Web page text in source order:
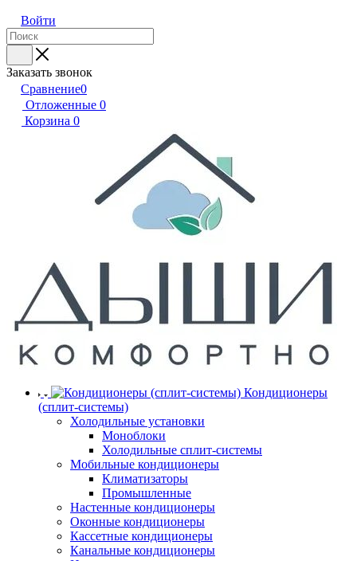
Войти
Заказать звонок
Сравнение0
Отложенные 0
Корзина 0
Кондиционеры
(сплит-системы)
Холодильные установки
Моноблоки
Холодильные сплит-системы
Мобильные кондиционеры
Климатизаторы
Промышленные
Настенные кондиционеры
Оконные кондиционеры
Кассетные кондиционеры
Канальные кондиционеры